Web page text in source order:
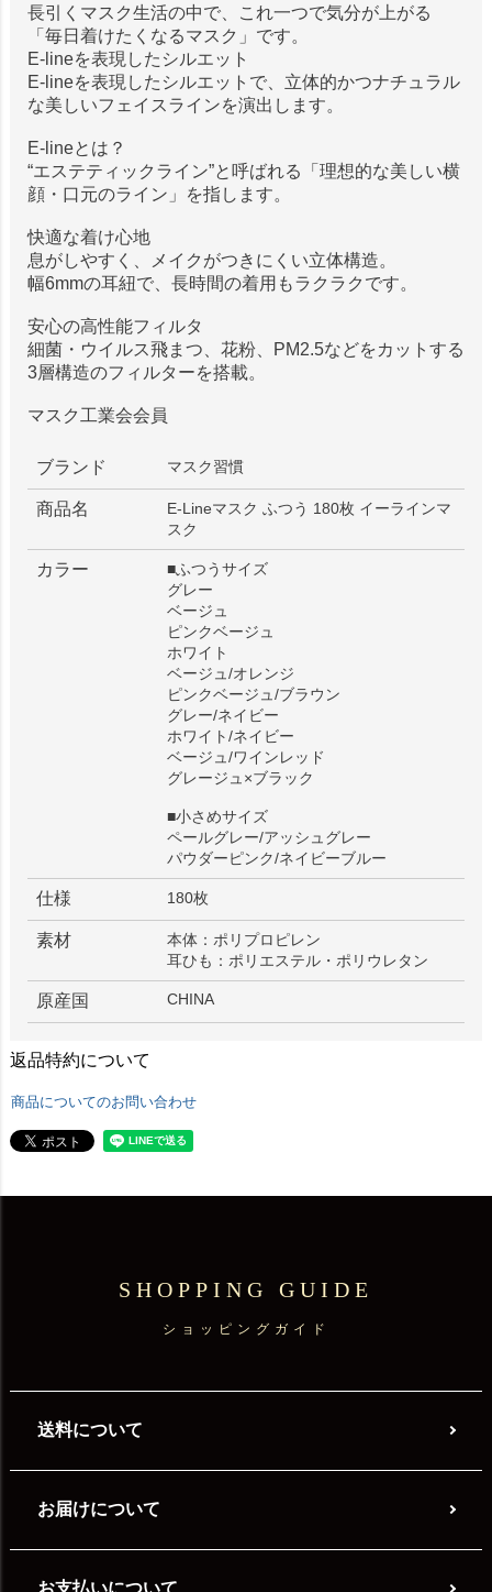
長引くマスク生活の中で、これ一つで気分が上がる
「毎日着けたくなるマスク」です。
E-lineを表現したシルエット
E-lineを表現したシルエットで、立体的かつナチュラル
な美しいフェイスラインを演出します。
E-lineとは？
“エステティックライン”と呼ばれる「理想的な美しい横
顔・口元のライン」を指します。
快適な着け心地
息がしやすく、メイクがつきにくい立体構造。
幅6mmの耳紐で、長時間の着用もラクラクです。
安心の高性能フィルタ
細菌・ウイルス飛まつ、花粉、PM2.5などをカットする
3層構造のフィルターを搭載。
マスク工業会会員
ブランド マスク習慣
商品名
E-Lineマスク ふつう 180枚 イーラインマ
スク
カラー
■ふつうサイズ
グレー
ベージュ
ピンクベージュ
ホワイト
ベージュ/オレンジ
ピンクベージュ/ブラウン
グレー/ネイビー
ホワイト/ネイビー
ベージュ/ワインレッド
グレージュ×ブラック
■小さめサイズ
ペールグレー/アッシュグレー
パウダーピンク/ネイビーブルー
仕様 180枚
素材
本体：ポリプロピレン
耳ひも：ポリエステル・ポリウレタン
原産国 CHINA
返品特約について
商品についてのお問い合わせ
SHOPPING GUIDE
ショッピングガイド
送料について
お届けについて
お支払いについて